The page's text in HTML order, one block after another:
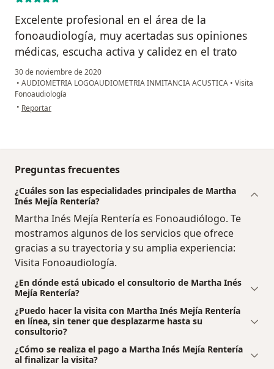
Excelente profesional en el área de la
fonoaudiología, muy acertadas sus opiniones
médicas, escucha activa y calidez en el trato
30 de noviembre de 2020
• AUDIOMETRIA LOGOAUDIOMETRIA INMITANCIA ACUSTICA • Visita
Fonoaudiología
• en opinión del usuario Catalina Rozo Reina
Reportar
Preguntas frecuentes
¿Cuáles son las especialidades principales de Martha
Inés Mejía Rentería?
Martha Inés Mejía Rentería es Fonoaudiólogo. Te
mostramos algunos de los servicios que ofrece
gracias a su trayectoria y su amplia experiencia:
Visita Fonoaudiología.
¿En dónde está ubicado el consultorio de Martha Inés
Mejía Rentería?
¿Puedo hacer la visita con Martha Inés Mejía Rentería
en línea, sin tener que desplazarme hasta su
consultorio?
¿Cómo se realiza el pago a Martha Inés Mejía Rentería
al finalizar la visita?